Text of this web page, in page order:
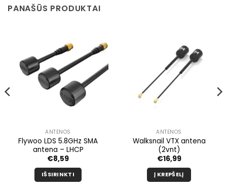
PANAŠŪS PRODUKTAI
ANTENOS
Flywoo LDS 5.8GHz SMA
antena – LHCP
€8,59
IŠSIRINKTI
ANTENOS
Walksnail VTX antena
(2vnt)
€16,99
Į KREPŠELĮ